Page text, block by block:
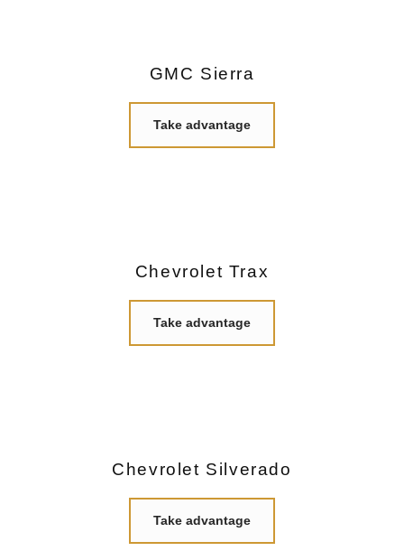
GMC Sierra
Take advantage
Chevrolet Trax
Take advantage
Chevrolet Silverado
Take advantage